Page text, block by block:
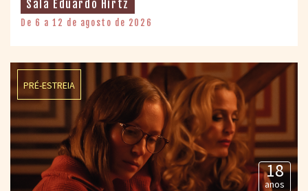
Sala Eduardo Hirtz
De 6 a 12 de agosto de 2026
PRÉ-ESTREIA
18
anos